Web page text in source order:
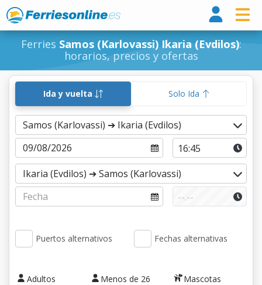
Ferries Samos (Karlovassi) Ikaria (Evdilos):
horarios, precios y ofertas
Ida y vuelta Solo Ida
Puertos alternativos Fechas alternativas
Adultos Menos de 26 Mascotas